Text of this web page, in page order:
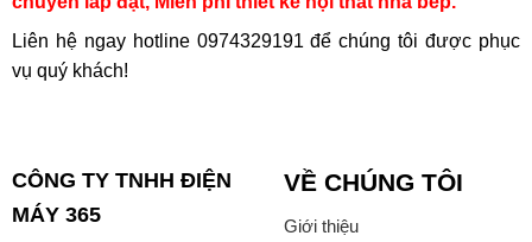
Liên hệ ngay hotline 0974329191 để chúng tôi được phục
vụ quý khách!
CÔNG TY TNHH ĐIỆN
MÁY 365
VỀ CHÚNG TÔI
Giới thiệu